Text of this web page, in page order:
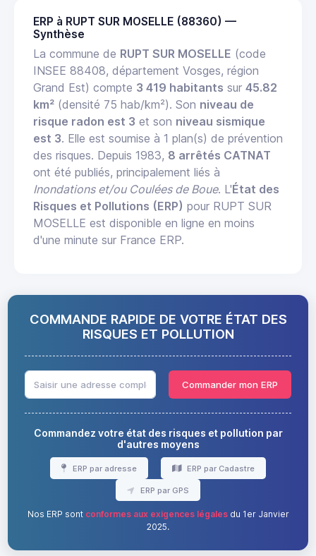
ERP à RUPT SUR MOSELLE (88360) —
Synthèse
La commune de RUPT SUR MOSELLE (code
INSEE 88408, département Vosges, région
Grand Est) compte 3 419 habitants sur 45.82
km² (densité 75 hab/km²). Son niveau de
risque radon est 3 et son niveau sismique
est 3. Elle est soumise à 1 plan(s) de prévention
des risques. Depuis 1983, 8 arrêtés CATNAT
ont été publiés, principalement liés à
Inondations et/ou Coulées de Boue. L'État des
Risques et Pollutions (ERP) pour RUPT SUR
MOSELLE est disponible en ligne en moins
d'une minute sur France ERP.
COMMANDE RAPIDE DE VOTRE ÉTAT DES
RISQUES ET POLLUTION
Commander mon ERP
Commandez votre état des risques et pollution par
d'autres moyens
ERP par adresse ERP par Cadastre
ERP par GPS
Nos ERP sont conformes aux exigences légalesdu 1er Janvier
2025.